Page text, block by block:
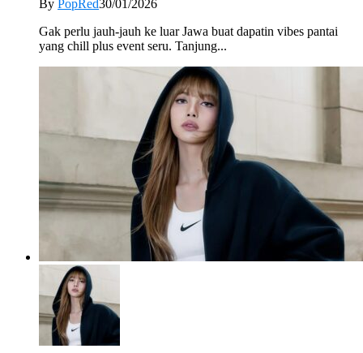
By PopRed30/01/2026
Gak perlu jauh-jauh ke luar Jawa buat dapatin vibes pantai
yang chill plus event seru. Tanjung...